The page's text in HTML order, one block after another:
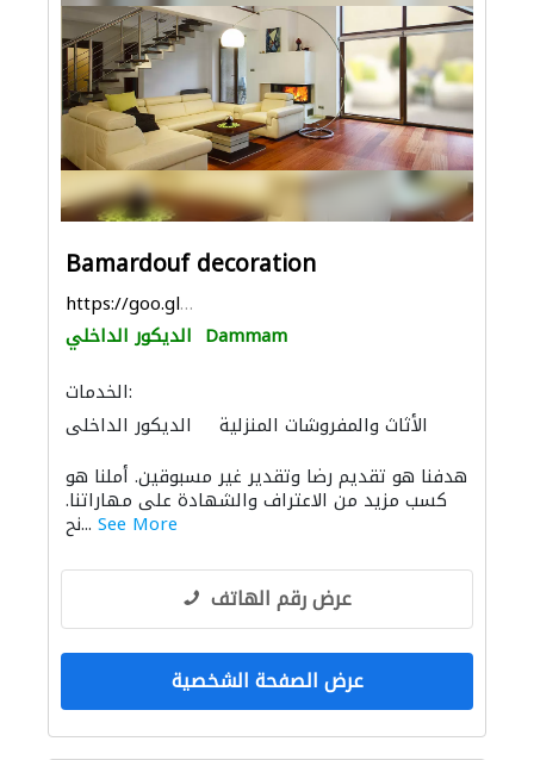
Bamardouf decoration
https://goo.gl/maps/Q9knwB8aAKe4soTV6
الديكور الداخلي Dammam
الخدمات:
الديكور الداخلي
الأثاث والمفروشات المنزلية
هدفنا هو تقديم رضا وتقدير غير مسبوقين. أملنا هو
كسب مزيد من الاعتراف والشهادة على مهاراتنا.
نح... See More
عرض رقم الهاتف
عرض الصفحة الشخصية